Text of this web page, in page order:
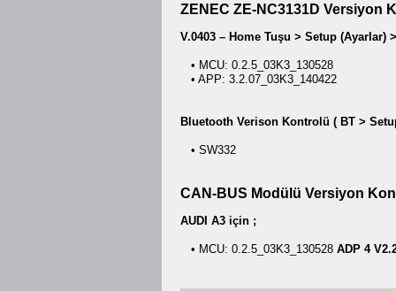
ZENEC ZE-NC3131D Versiyon
V.0403 – Home Tuşu > Setup (Ayarlar)
• MCU: 0.2.5_03K3_130528
• APP: 3.2.07_03K3_140422
Bluetooth Verison Kontrolü ( BT >
• SW332
CAN-BUS Modülü Versiyon
AUDI A3 için ;
• MCU: 0.2.5_03K3_130528 ADP 4